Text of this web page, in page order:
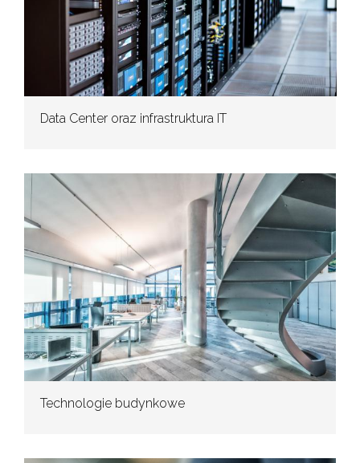
Data Center oraz infrastruktura IT
Technologie budynkowe